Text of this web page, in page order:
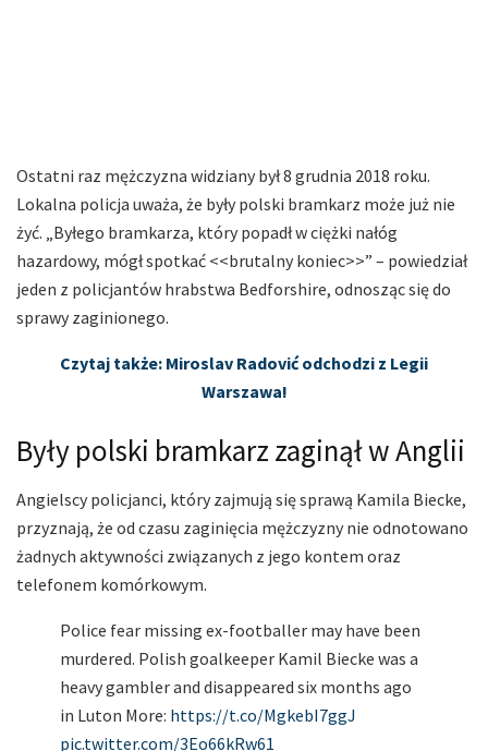
Ostatni raz mężczyzna widziany był 8 grudnia 2018 roku.
Lokalna policja uważa, że były polski bramkarz może już nie
żyć. „Byłego bramkarza, który popadł w ciężki nałóg
hazardowy, mógł spotkać <<brutalny koniec>>” – powiedział
jeden z policjantów hrabstwa Bedforshire, odnosząc się do
sprawy zaginionego.
Czytaj także: Miroslav Radović odchodzi z Legii
Warszawa!
Były polski bramkarz zaginął w Anglii
Angielscy policjanci, który zajmują się sprawą Kamila Biecke,
przyznają, że od czasu zaginięcia mężczyzny nie odnotowano
żadnych aktywności związanych z jego kontem oraz
telefonem komórkowym.
Police fear missing ex-footballer may have been
murdered. Polish goalkeeper Kamil Biecke was a
heavy gambler and disappeared six months ago
in Luton More: https://t.co/MgkebI7ggJ
pic.twitter.com/3Eo66kRw61